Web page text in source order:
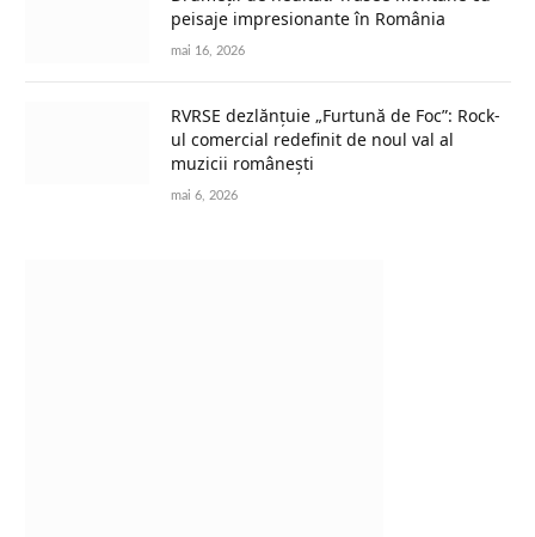
peisaje impresionante în România
mai 16, 2026
RVRSE dezlănțuie „Furtună de Foc”: Rock-
ul comercial redefinit de noul val al
muzicii românești
mai 6, 2026